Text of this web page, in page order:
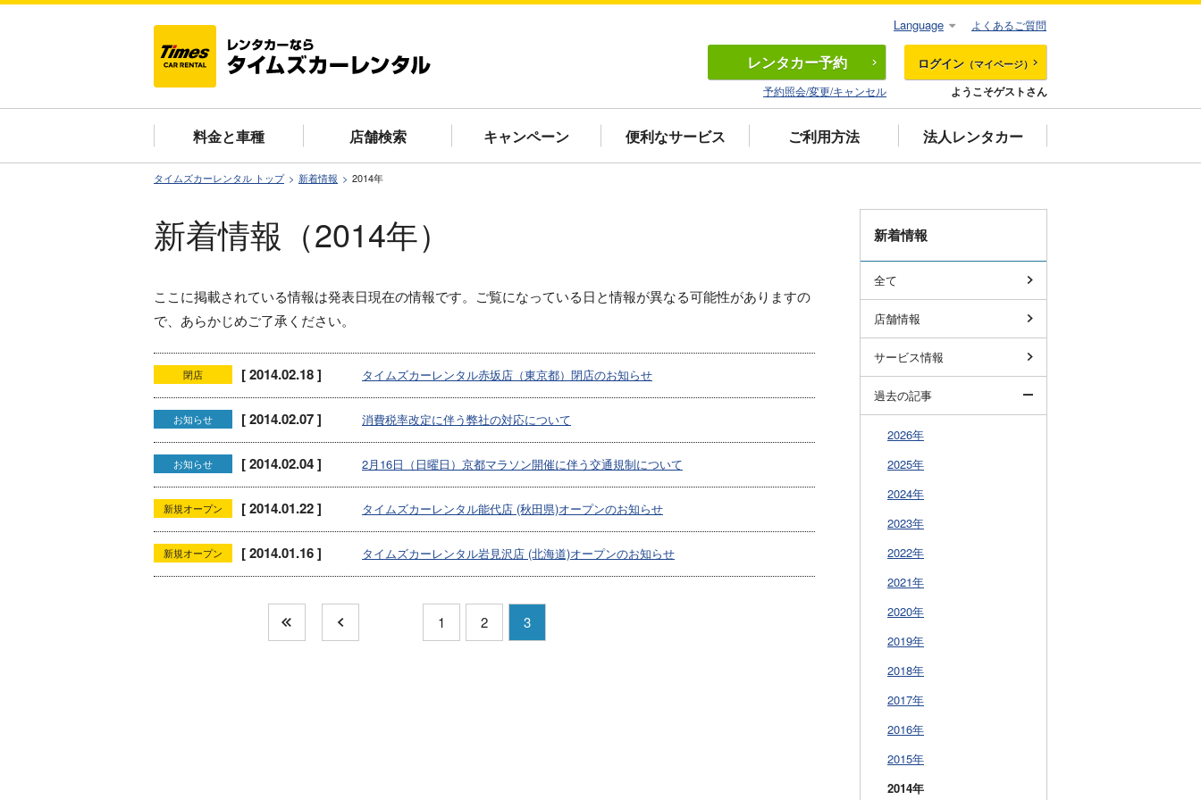
レンタカー予約
予約照会/変更/キャンセル
ログイン （マイページ）
ようこそゲストさん
料金と車種 店舗検索 キャンペーン 便利なサービス ご利用方法 法人レンタカー
よくあるご質問
Language
タイムズカーレンタル トップ 新着情報 2014年
新着情報（2014年）
ここに掲載されている情報は発表日現在の情報です。ご覧になっている日と情報が異なる可能性がありますの
で、あらかじめご了承ください。
閉店 [ 2014.02.18 ] タイムズカーレンタル赤坂店（東京都）閉店のお知らせ
お知らせ [ 2014.02.07 ] 消費税率改定に伴う弊社の対応について
お知らせ [ 2014.02.04 ] 2月16日（日曜日）京都マラソン開催に伴う交通規制について
新規オープン [ 2014.01.22 ] タイムズカーレンタル能代店 (秋田県)オープンのお知らせ
新規オープン [ 2014.01.16 ] タイムズカーレンタル岩見沢店 (北海道)オープンのお知らせ
1 2 3
新着情報
全て
店舗情報
サービス情報
過去の記事
2026年
2025年
2024年
2023年
2022年
2021年
2020年
2019年
2018年
2017年
2016年
2015年
2014年